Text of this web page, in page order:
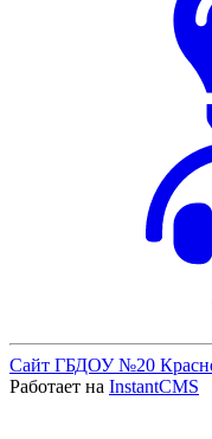
Сайт ГБДОУ №20
Работает на InstantCMS